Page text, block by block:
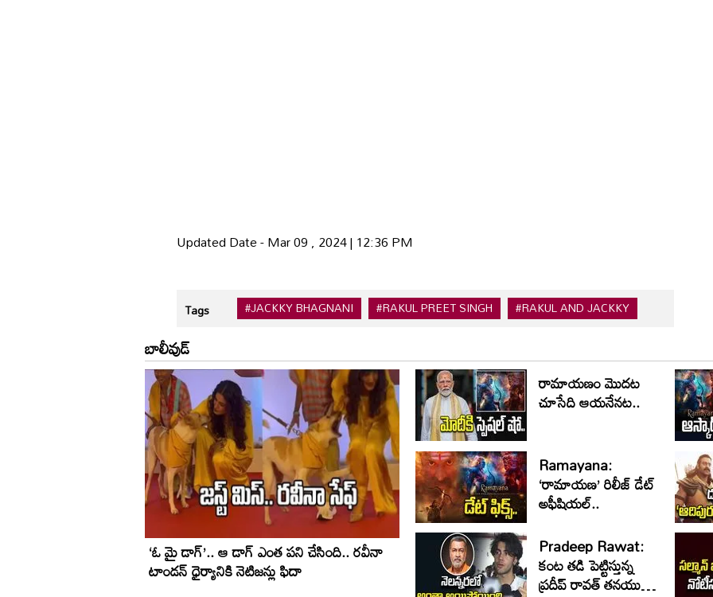
Updated Date - Mar 09 , 2024 | 12:36 PM
Tags #JACKKY BHAGNANI #RAKUL PREET SINGH #RAKUL AND JACKKY
బాలీవుడ్
‘ఓ మై డాగ్’.. ఆ డాగ్ ఎంత పని చేసింది.. రవీనా
టాండన్ ధైర్యానికి నెటిజన్లు ఫిదా
రామాయణం మొదట
చూసేది ఆయనేనట..
Ramayana:
‘రామాయణ’ రిలీజ్ డేట్
అఫీషియల్‌..
Pradeep Rawat:
కంట తడి పెట్టిస్తున్న
ప్రదీప్ రావత్ తనయుడి